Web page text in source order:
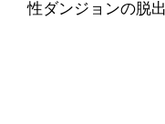
性ダンジョンの脱